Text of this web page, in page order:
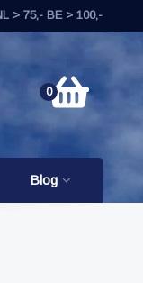
> 75,- BE > 100,-
0
Blog